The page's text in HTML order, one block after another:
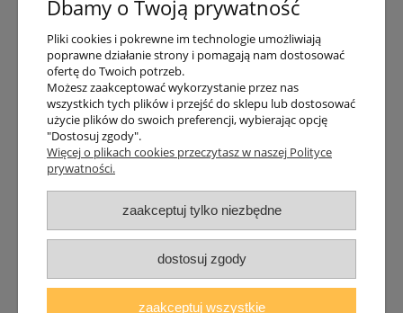
Numer konta
PayPo kupujesz, nie płacisz
Progi rabatowe
Promocje
Dostawa
Czas wysyłki
Dostawa
Śledzenie przesyłki GLS
Śledzenie przesyłki DPD
Shipping abroad
Zarejestruj się /Zaloguj się
Lampomat 2017 - 2026
Dbamy o Twoją prywatność
Pliki cookies i pokrewne im technologie umożliwiają
poprawne działanie strony i pomagają nam dostosować
ofertę do Twoich potrzeb.
Możesz zaakceptować wykorzystanie przez nas
wszystkich tych plików i przejść do sklepu lub dostosować
użycie plików do swoich preferencji, wybierając opcję
"Dostosuj zgody".
Więcej o plikach cookies przeczytasz w naszej Polityce
prywatności.
zaakceptuj tylko niezbędne
dostosuj zgody
zaakceptuj wszystkie